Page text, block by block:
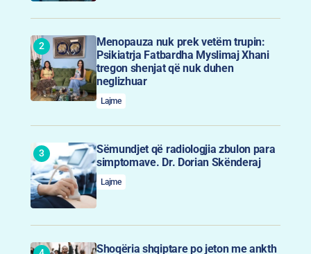
Menopauza nuk prek vetëm trupin:
Psikiatrja Fatbardha Myslimaj Xhani
tregon shenjat që nuk duhen
neglizhuar
Lajme
Sëmundjet që radiologjia zbulon para
simptomave. Dr. Dorian Skënderaj
Lajme
Shoqëria shqiptare po jeton me ankth